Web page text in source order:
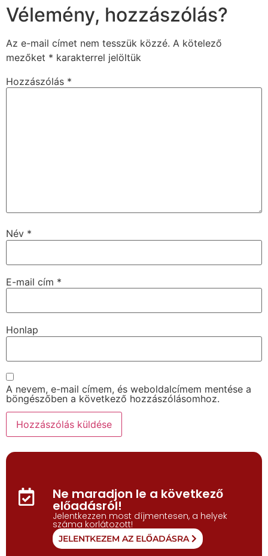
Vélemény, hozzászólás?
Az e-mail címet nem tesszük közzé. A kötelező
mezőket * karakterrel jelöltük
Hozzászólás *
Név *
E-mail cím *
Honlap
A nevem, e-mail címem, és weboldalcímem mentése a
böngészőben a következő hozzászólásomhoz.
Ne maradjon le a következő
előadásról!
Jelentkezzen most díjmentesen, a helyek
száma korlátozott!
JELENTKEZEM AZ ELŐADÁSRA